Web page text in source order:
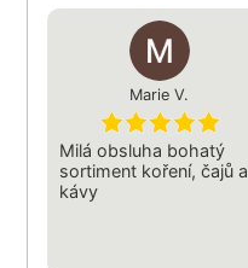
Marie V.
Milá obsluha bohatý
sortiment koření, čajů a
kávy